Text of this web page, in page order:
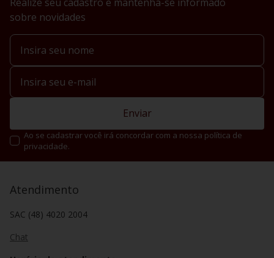
sobre novidades
Enviar
Ao se cadastrar você irá concordar com a nossa política de
privacidade.
Atendimento
SAC (48) 4020 2004
Chat